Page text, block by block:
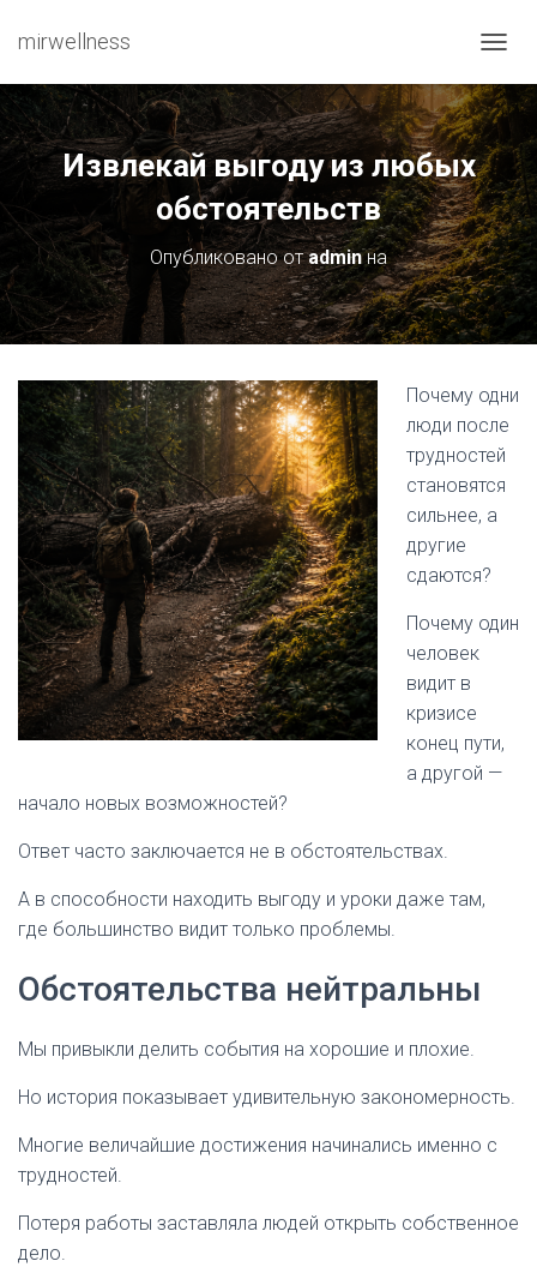
mirwellness
Извлекай выгоду из любых
обстоятельств
Опубликовано отadminна
Почему одни
люди после
трудностей
становятся
сильнее, а
другие
сдаются?
Почему один
человек
видит в
кризисе
конец пути,
а другой —
начало новых возможностей?
Ответ часто заключается не в обстоятельствах.
А в способности находить выгоду и уроки даже там,
где большинство видит только проблемы.
Обстоятельства нейтральны
Мы привыкли делить события на хорошие и плохие.
Но история показывает удивительную закономерность.
Многие величайшие достижения начинались именно с
трудностей.
Потеря работы заставляла людей открыть собственное
дело.